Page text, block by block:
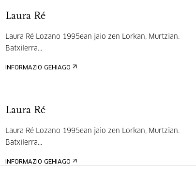
Laura Ré
Laura Ré Lozano 1995ean jaio zen Lorkan, Murtzian.
Batxilerra...
INFORMAZIO GEHIAGO
Laura Ré
Laura Ré Lozano 1995ean jaio zen Lorkan, Murtzian.
Batxilerra...
INFORMAZIO GEHIAGO